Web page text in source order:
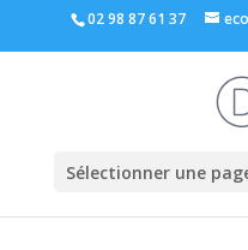
02 98 87 61 37
Sélectionner une